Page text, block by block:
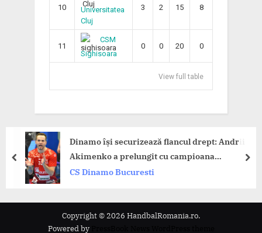
10
Universitatea
Cluj
3 2 15 8
11
CSM
Sighisoara
0 0 20 0
View full table
Dinamo își securizează flancul drept: Andrii
Akimenko a prelungit cu campioana
României!
CS Dinamo Bucuresti
prev
Copyright © 2026 HandbalRomania.ro.
Powered by